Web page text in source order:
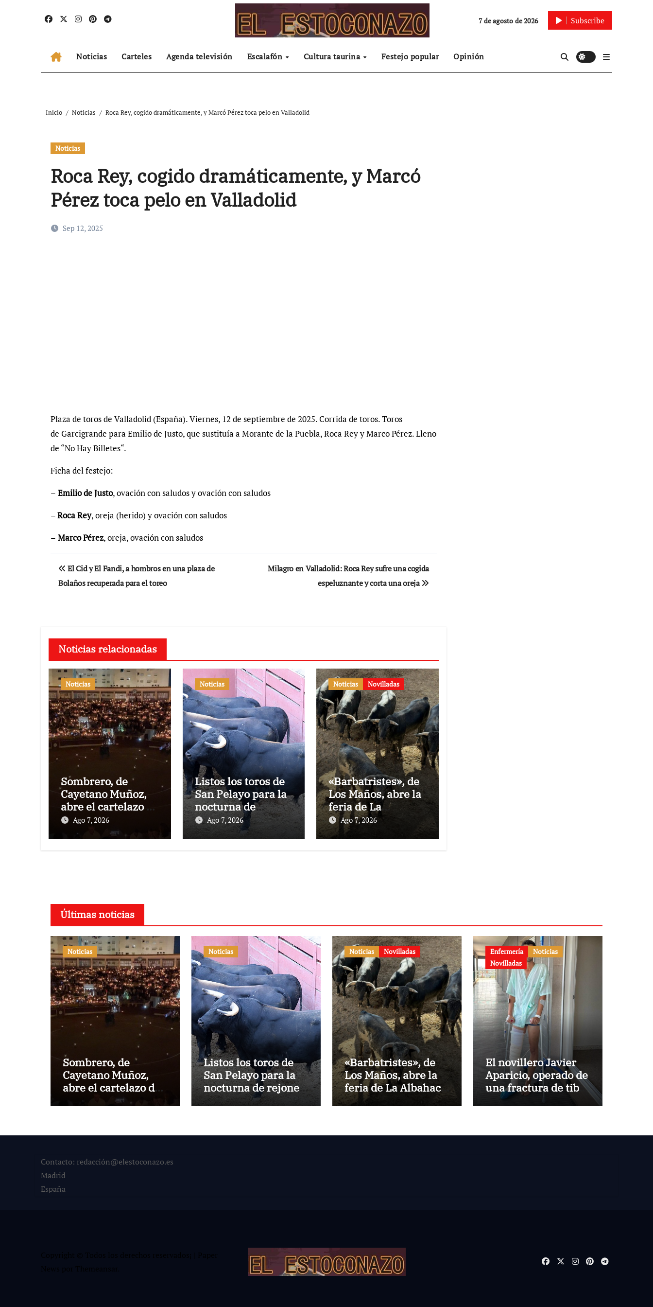
7 de agosto de 2026 Subscribe
Noticias Carteles Agenda televisión Escalafón Cultura taurina Festejo popular Opinión
Inicio Noticias Roca Rey, cogido dramáticamente, y Marcó Pérez toca pelo en Valladolid
Noticias
Roca Rey, cogido dramáticamente, y Marcó
Pérez toca pelo en Valladolid
Sep 12, 2025
Plaza de toros de Valladolid (España). Viernes, 12 de septiembre de 2025. Corrida de toros. Toros
de Garcigrande para Emilio de Justo, que sustituía a Morante de la Puebla, Roca Rey y Marco Pérez. Lleno
de “No Hay Billetes“.
Ficha del festejo:
– Emilio de Justo, ovación con saludos y ovación con saludos
–Roca Rey, oreja (herido) y ovación con saludos
– Marco Pérez, oreja, ovación con saludos
Navegación
de
El Cid y El Fandi, a hombros en una plaza de
Bolaños recuperada para el toreo
Milagro en Valladolid: Roca Rey sufre una cogida
espeluznante y corta una oreja
Noticias relacionadas
Noticias
Sombrero, de
Cayetano Muñoz,
abre el cartelazo de
Marbella
Ago 7, 2026
Noticias
Listos los toros de
San Pelayo para la
nocturna de
rejones en El
Puerto
Ago 7, 2026
Noticias Novilladas
«Barbatristes», de
Los Maños, abre la
feria de La
Albahaca de
Huesca
Ago 7, 2026
Últimas noticias
Noticias
Sombrero, de
Cayetano Muñoz,
abre el cartelazo de
Marbella
Noticias
Listos los toros de
San Pelayo para la
nocturna de rejones
en El Puerto
Noticias Novilladas
«Barbatristes», de
Los Maños, abre la
feria de La Albahaca
de Huesca
Enfermería
Noticias
Novilladas
El novillero Javier
Aparicio, operado de
una fractura de tibia
y peroné
Contacto: redacción@elestoconazo.es
Madrid
España